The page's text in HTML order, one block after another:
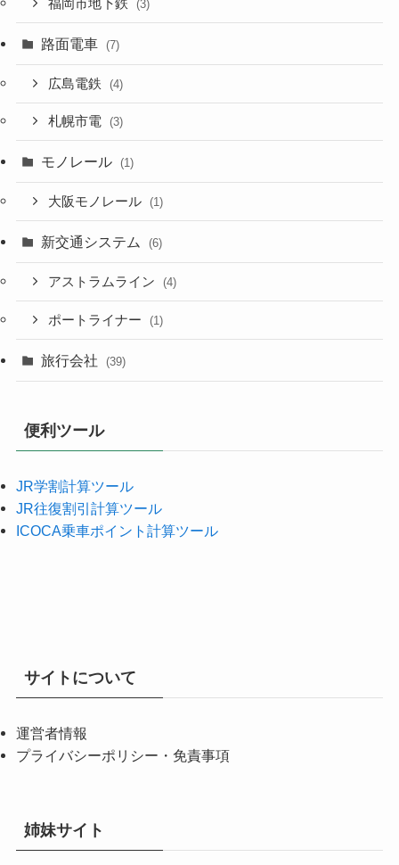
福岡市地下鉄 (3)
路面電車 (7)
広島電鉄 (4)
札幌市電 (3)
モノレール (1)
大阪モノレール (1)
新交通システム (6)
アストラムライン (4)
ポートライナー (1)
旅行会社 (39)
便利ツール
JR学割計算ツール
JR往復割引計算ツール
ICOCA乗車ポイント計算ツール
サイトについて
運営者情報
プライバシーポリシー・免責事項
姉妹サイト